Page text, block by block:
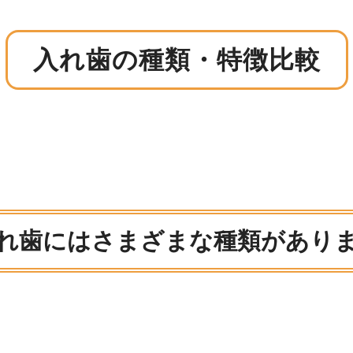
入れ歯の種類・特徴比較
歯にはさまざまな種類があり